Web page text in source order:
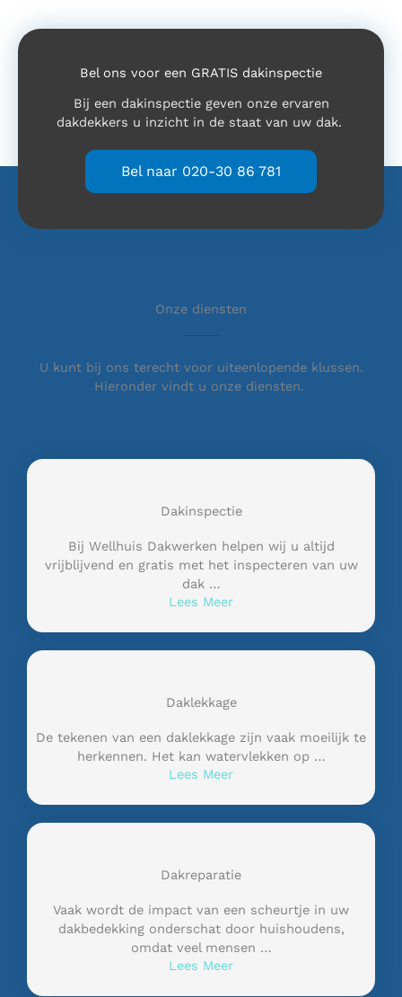
Bel ons voor een GRATIS dakinspectie
Bij een dakinspectie geven onze ervaren
dakdekkers u inzicht in de staat van uw dak.
Bel naar 020-30 86 781
Onze diensten
U kunt bij ons terecht voor uiteenlopende klussen.
Hieronder vindt u onze diensten.
Dakinspectie
Bij Wellhuis Dakwerken helpen wij u altijd
vrijblijvend en gratis met het inspecteren van uw
dak …
Lees Meer
Daklekkage
De tekenen van een daklekkage zijn vaak moeilijk te
herkennen. Het kan watervlekken op …
Lees Meer
Dakreparatie
Vaak wordt de impact van een scheurtje in uw
dakbedekking onderschat door huishoudens,
omdat veel mensen …
Lees Meer